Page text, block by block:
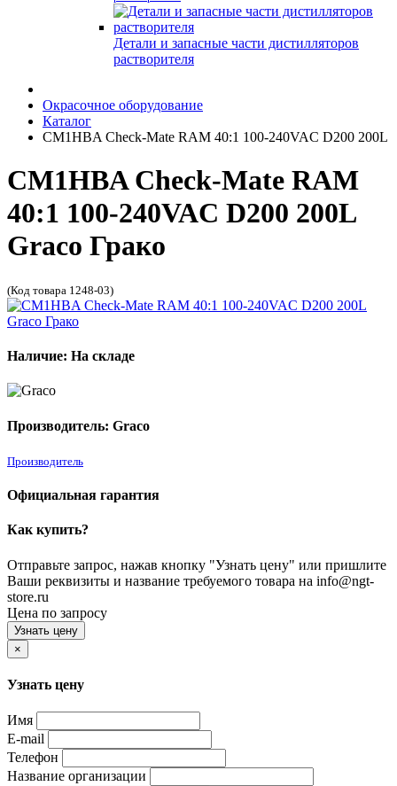
Детали и запасные части дистилляторов
растворителя
Окрасочное оборудование
Каталог
CM1HBA Check-Mate RAM 40:1 100-240VAC D200 200L
CM1HBA Check-Mate RAM
40:1 100-240VAC D200 200L
Graco Грако
(Код товара 1248-03)
Наличие: На складе
Производитель: Graco
Производитель
Официальная гарантия
Как купить?
Отправьте запрос, нажав кнопку "Узнать цену" или пришлите
Ваши реквизиты и название требуемого товара на info@ngt-
store.ru
Цена по запросу
Узнать цену
×
Узнать цену
Имя
E-mail
Телефон
Название организации